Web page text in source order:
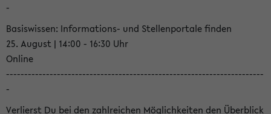
-
Basiswissen: Informations- und Stellenportale finden
25. August | 14:00 - 16:30 Uhr
Online
-----------------------------------------------------------------------
-
Verlierst Du bei den zahlreichen Möglichkeiten den Überblick